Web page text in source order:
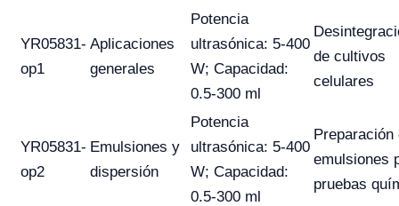
YR05831-
op1
Aplicaciones
generales
Potencia
ultrasónica: 5-400
W; Capacidad:
0.5-300 ml
de cultivos
celulares
YR05831-
op2
Emulsiones y
dispersión
Potencia
ultrasónica: 5-400
W; Capacidad:
0.5-300 ml
Preparación
emulsiones
pruebas